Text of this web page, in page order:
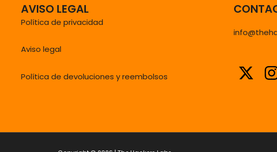
AVISO LEGAL
Política de privacidad
Aviso legal
Política de devoluciones y reembolsos